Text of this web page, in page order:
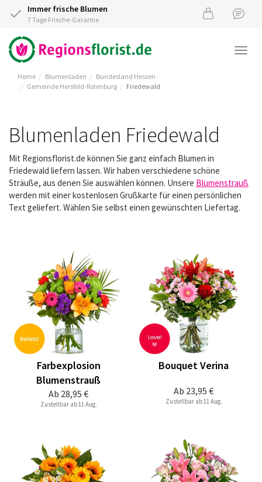
Immer frische Blumen
7 Tage Frische-Garantie
Home Blumenladen
Bundesland Hessen
Gemeinde Hersfeld-Rotenburg
Friedewald
Blumenladen Friedewald
Mit Regionsflorist.de können Sie ganz einfach Blumen in
Friedewald liefern lassen. Wir haben verschiedene schöne
Sträuße, aus denen Sie auswählen können. Unsere Blumenstrauß
werden mit einer kostenlosen Grußkarte für einen persönlichen
Text geliefert. Wählen Sie selbst einen gewünschten Liefertag.
Ab 28,95 €
Farbexplosion
Blumenstrauß
Zustellbar ab 11 Aug.
Ab 23,95 €
Bouquet Verina
Zustellbar ab 11 Aug.